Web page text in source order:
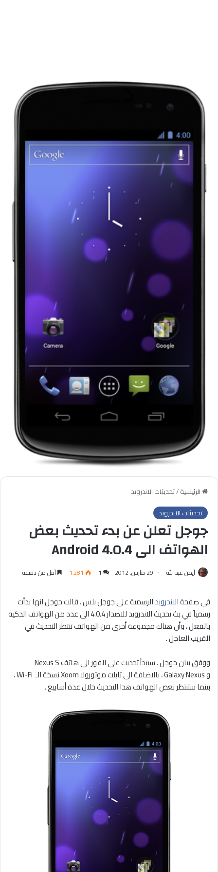
الرئيسية/تحديثات الاندرويد
تحديثات الاندرويد
جوجل تعلن عن بدء تحديث بعض
الهواتف الى Android 4.0.4
أيمن عبد الله 29 مارس, 2012 1 1٬281 أقل من دقيقة
في صفحةالاندرويدالرسمية على جوجل بلس ، قالت جوجل انها بدأت
رسمياً في بث تحديث الاندرويد للاصدار 4.0.4 الى عدد من الهواتف الذكية
بالفعل ، وأن هناك مجموعة أخرى من الهواتف تنتظر التحديث في
القريب العاجل .
ووفق بيان جوجل ، سيبدأ تحديث على الفور الى هاتف Nexus S
و Galaxy Nexus ، بالاضافة الى تابلت موتورولا Xoom نسخة الـ Wi-Fi ،
بينما ستنتظر بعض الهواتف هذا التحديث خلال عدة أسابيع .